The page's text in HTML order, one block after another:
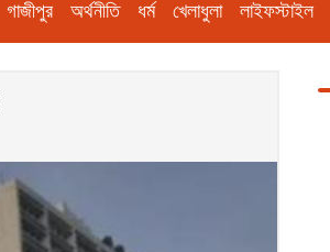
গাজীপুর অর্থনীতি ধর্ম খেলাধুলা লাইফস্টাইল